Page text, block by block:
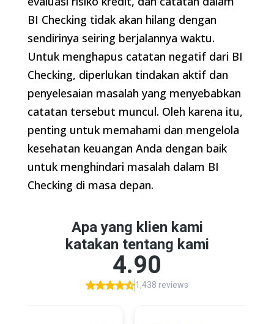
BI Checking tidak akan hilang dengan
sendirinya seiring berjalannya waktu.
Untuk menghapus catatan negatif dari BI
Checking, diperlukan tindakan aktif dan
penyelesaian masalah yang menyebabkan
catatan tersebut muncul. Oleh karena itu,
penting untuk memahami dan mengelola
kesehatan keuangan Anda dengan baik
untuk menghindari masalah dalam BI
Checking di masa depan.